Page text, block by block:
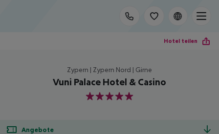
Hotel teilen
Zypern | Zypern Nord | Girne
Vuni Palace Hotel & Casino
5
Angebote